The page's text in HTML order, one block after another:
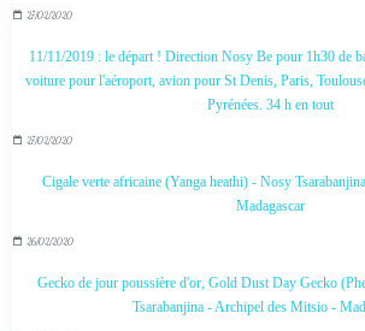
27/02/2020
11/11/2019 : le départ ! Direction Nosy Be pour 1h30 de
voiture pour l'aéroport, avion pour St Denis, Paris,
Pyrénées. 34 h en tout
27/02/2020
Cigale verte africaine (Yanga heathi) - Nosy
Madagascar
26/02/2020
Gecko de jour poussière d'or, Gold Dust Day Gecko
Tsarabanjina - Archipel des Mitsio -